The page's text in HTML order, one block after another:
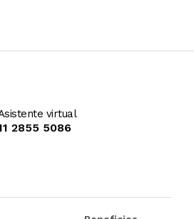
virtual
2855 5086